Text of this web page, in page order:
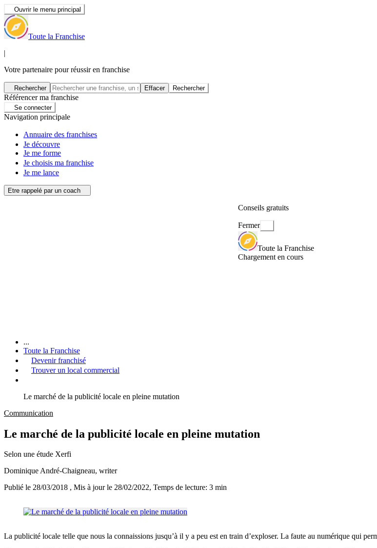
Ouvrir le menu principal
Toute la Franchise
|
Votre partenaire pour réussir en franchise
Rechercher Effacer Rechercher
Référencer ma franchise
Se connecter
Navigation principale
Annuaire des franchises
Je découvre
Je me forme
Je choisis ma franchise
Je me lance
Etre rappelé par un coach
Conseils gratuits
Fermer
Toute la Franchise
Chargement en cours
...
Toute la Franchise
Devenir franchisé
Trouver un local commercial
Le marché de la publicité locale en pleine mutation
Communication
Le marché de la publicité locale en pleine mutation
Selon une étude Xerfi
Dominique André-Chaigneau, writer
Publié le 28/03/2018 , Mis à jour le 28/02/2022, Temps de lecture: 3 min
La publicité locale telle que nous la connaissions jusqu’à il y a peu est en train d’exploser. La faute au numérique qui